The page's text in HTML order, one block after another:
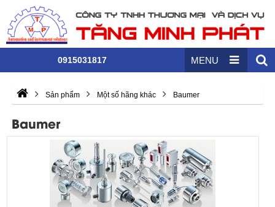
0915031817 MENU
Sản phẩm Một số hãng khác Baumer
Baumer